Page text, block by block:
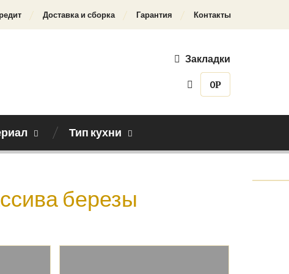
Доставка и сборка Гарантия Контакты
Закладки
0Р
Тип кухни
березы